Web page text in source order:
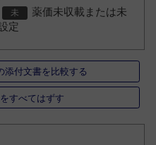
薬価未収載または未
定
添付文書を比較する
すべてはずす